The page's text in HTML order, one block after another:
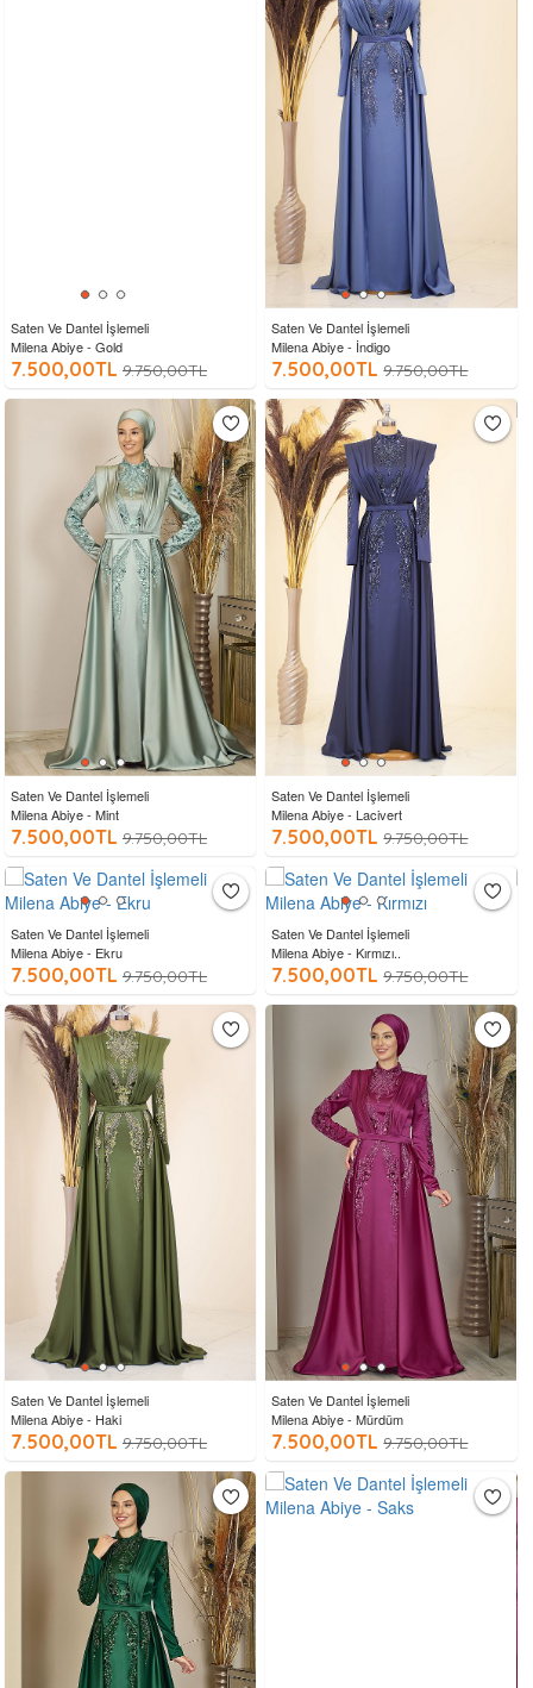
Saten Ve Dantel İşlemeli
Milena Abiye - Gold
7.500,00TL 9.750,00TL
Saten Ve Dantel İşlemeli
Milena Abiye - İndigo
7.500,00TL 9.750,00TL
Saten Ve Dantel İşlemeli
Milena Abiye - Mint
7.500,00TL 9.750,00TL
Saten Ve Dantel İşlemeli
Milena Abiye - Lacivert
7.500,00TL 9.750,00TL
Saten Ve Dantel İşlemeli
Milena Abiye - Ekru
7.500,00TL 9.750,00TL
Saten Ve Dantel İşlemeli
Milena Abiye - Kırmızı..
7.500,00TL 9.750,00TL
Saten Ve Dantel İşlemeli
Milena Abiye - Haki
7.500,00TL 9.750,00TL
Saten Ve Dantel İşlemeli
Milena Abiye - Mürdüm
7.500,00TL 9.750,00TL